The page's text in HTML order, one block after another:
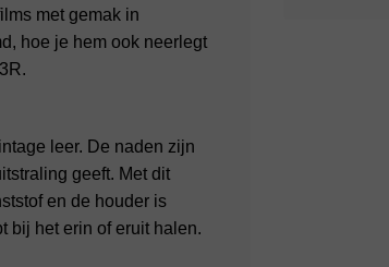
met gemak in
hoe je hem ook neerlegt
leer. De naden zijn
geeft. Met dit
en de houder is
bij het erin of eruit halen.